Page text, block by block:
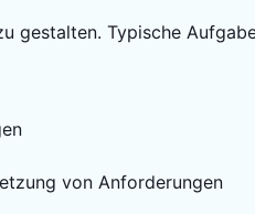
gestalten. Typische
von Anforderungen